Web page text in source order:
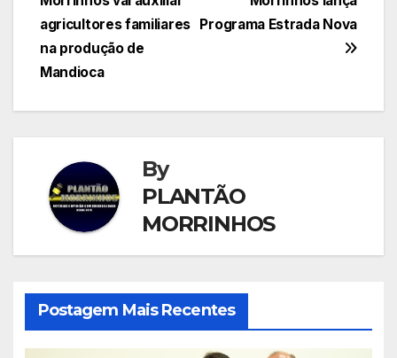
de
Post
Programa Estrada Nova
agricultores familiares
na produção de
Mandioca
By
PLANTÃO
MORRINHOS
Postagem Mais Recentes